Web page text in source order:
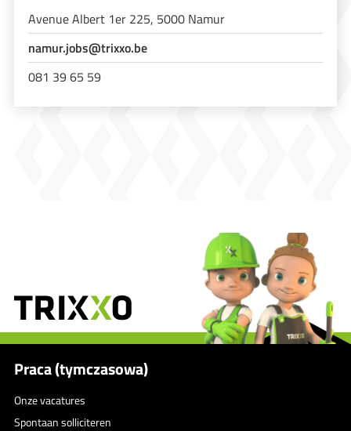
Avenue Albert 1er 225, 5000 Namur
namur.jobs@trixxo.be
081 39 65 59
Praca (tymczasowa)
Onze vacatures
Spontaan solliciteren